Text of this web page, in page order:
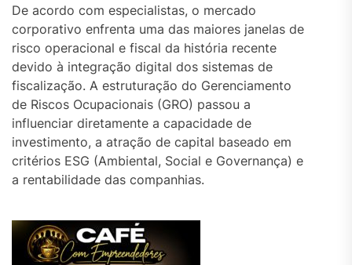
De acordo com especialistas, o mercado
corporativo enfrenta uma das maiores janelas de
risco operacional e fiscal da história recente
devido à integração digital dos sistemas de
fiscalização. A estruturação do Gerenciamento
de Riscos Ocupacionais (GRO) passou a
influenciar diretamente a capacidade de
investimento, a atração de capital baseado em
critérios ESG (Ambiental, Social e Governança) e
a rentabilidade das companhias.